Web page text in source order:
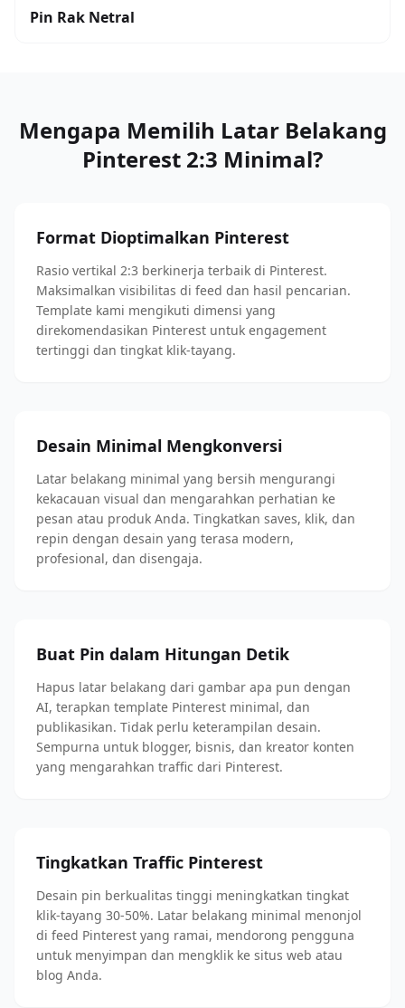
Pin Rak Netral
Mengapa Memilih Latar Belakang
Pinterest 2:3 Minimal?
Format Dioptimalkan Pinterest
Rasio vertikal 2:3 berkinerja terbaik di Pinterest.
Maksimalkan visibilitas di feed dan hasil pencarian.
Template kami mengikuti dimensi yang
direkomendasikan Pinterest untuk engagement
tertinggi dan tingkat klik-tayang.
Desain Minimal Mengkonversi
Latar belakang minimal yang bersih mengurangi
kekacauan visual dan mengarahkan perhatian ke
pesan atau produk Anda. Tingkatkan saves, klik, dan
repin dengan desain yang terasa modern,
profesional, dan disengaja.
Buat Pin dalam Hitungan Detik
Hapus latar belakang dari gambar apa pun dengan
AI, terapkan template Pinterest minimal, dan
publikasikan. Tidak perlu keterampilan desain.
Sempurna untuk blogger, bisnis, dan kreator konten
yang mengarahkan traffic dari Pinterest.
Tingkatkan Traffic Pinterest
Desain pin berkualitas tinggi meningkatkan tingkat
klik-tayang 30-50%. Latar belakang minimal menonjol
di feed Pinterest yang ramai, mendorong pengguna
untuk menyimpan dan mengklik ke situs web atau
blog Anda.